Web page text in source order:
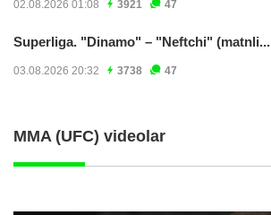
02.08.2026 01:08 3921 47
Superliga. "Dinamo" – "Neftchi" (matnli...
03.08.2026 20:32 3738 47
MMA (UFC) videolar